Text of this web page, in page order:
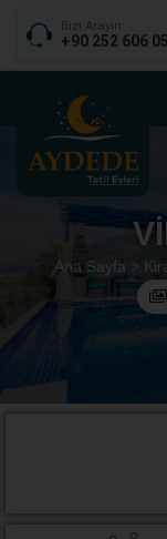
Bizi Arayın
+90 252 606
Ana Sayfa >